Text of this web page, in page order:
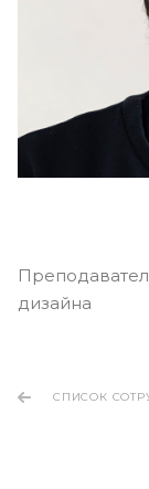
дизайна
СПИСОК